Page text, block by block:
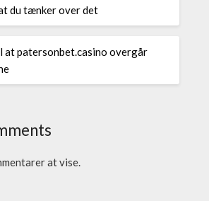
du tænker over det
at patersonbet.casino overgår
at vise.